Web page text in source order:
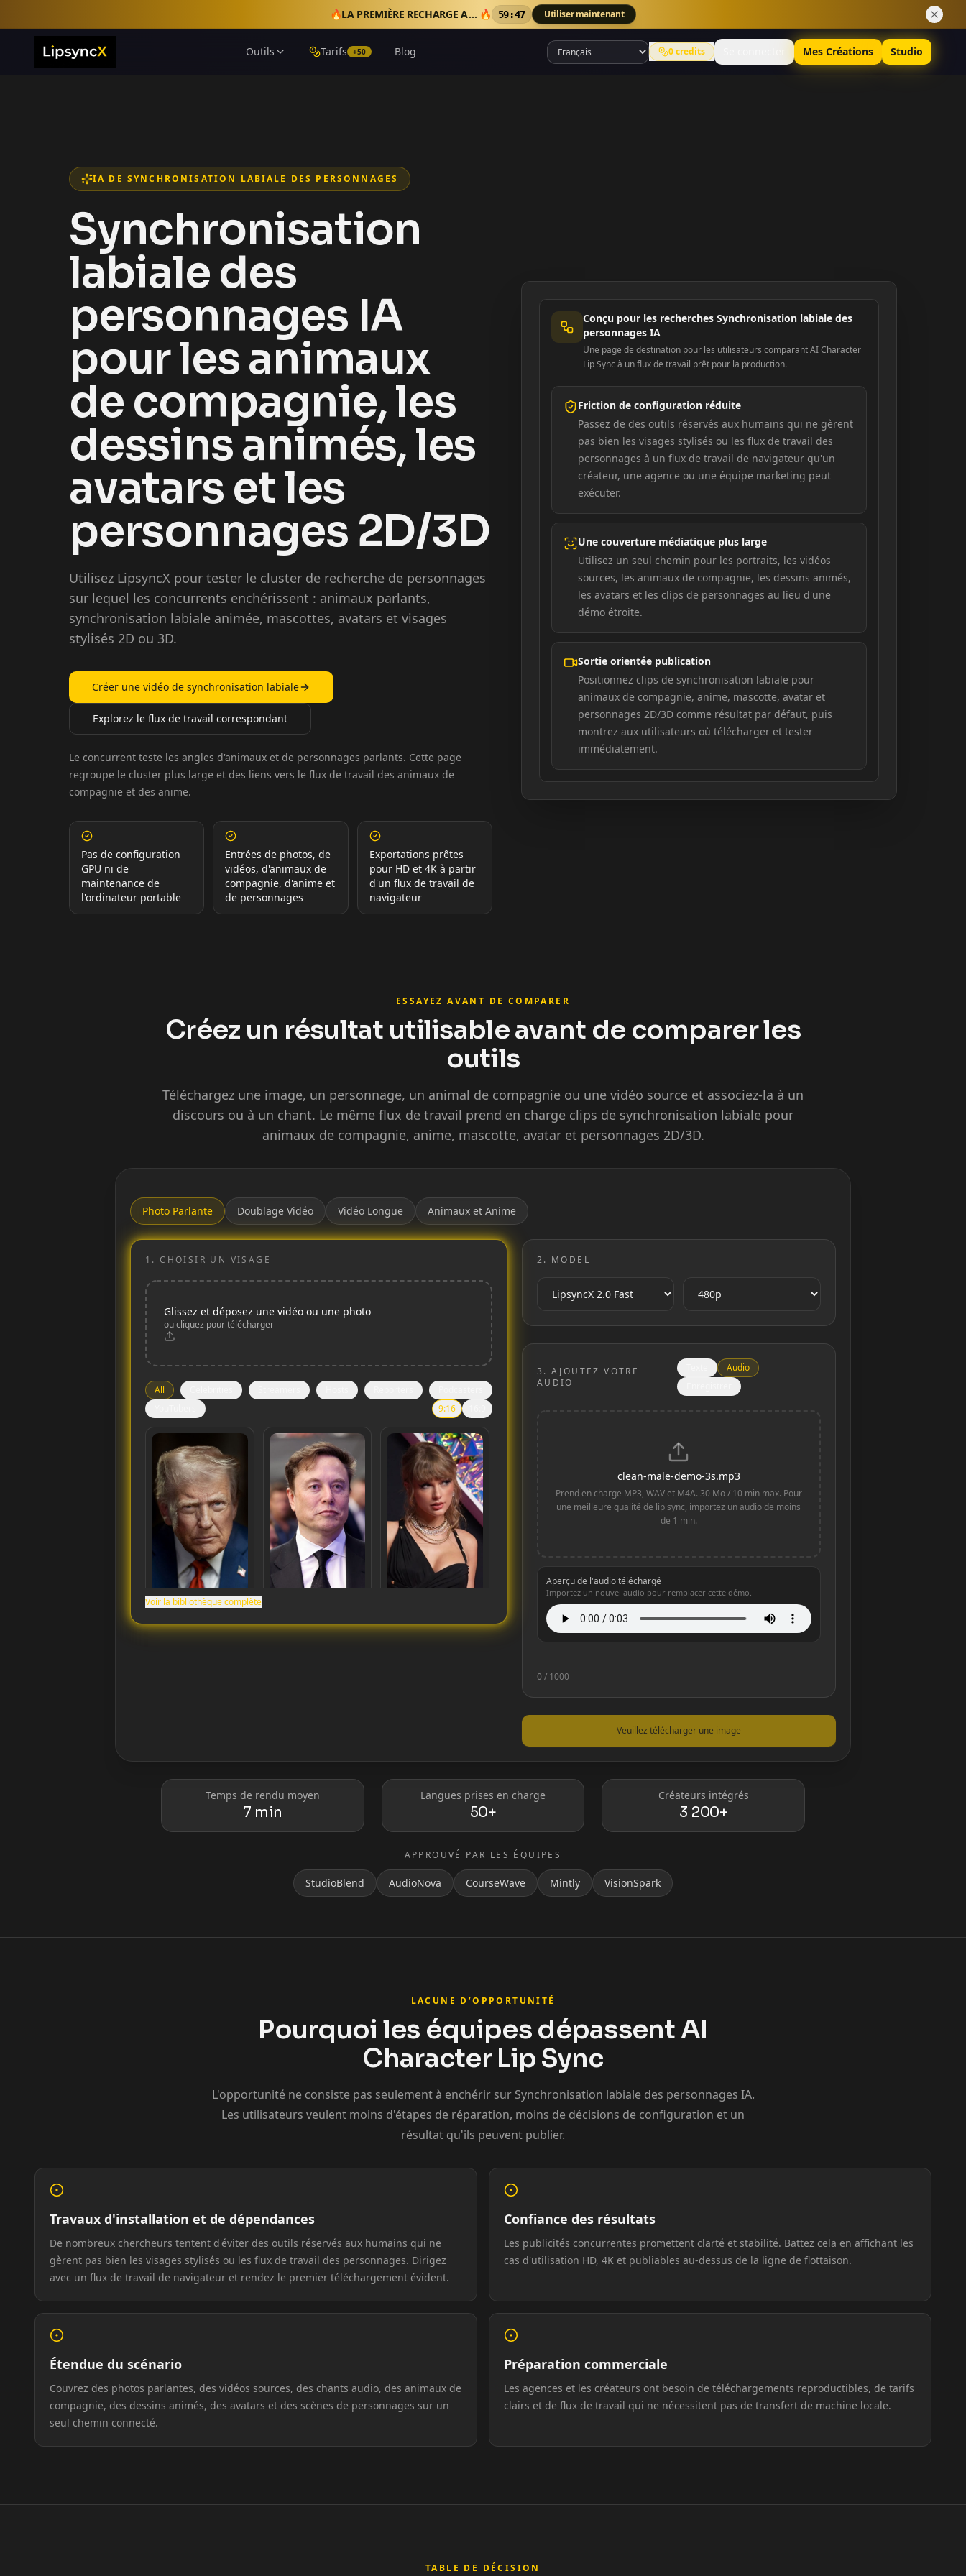
🔥 LA PREMIÈRE RECHARGE AJOUTE 50 CRÉDITS BONUS 🔥 59:45 Utiliser maintenant
Outils Tarifs +50 Blog 0credits Mes Créations Studio
IA DE SYNCHRONISATION LABIALE DES PERSONNAGES
Synchronisation
labiale des
personnages IA
pour les animaux
de compagnie, les
dessins animés, les
avatars et les
personnages 2D/3D
Utilisez LipsyncX pour tester le cluster de recherche de personnages
sur lequel les concurrents enchérissent : animaux parlants,
synchronisation labiale animée, mascottes, avatars et visages
stylisés 2D ou 3D.
Créer une vidéo de synchronisation labiale
Explorez le flux de travail correspondant
Le concurrent teste les angles d'animaux et de personnages parlants. Cette page
regroupe le cluster plus large et des liens vers le flux de travail des animaux de
compagnie et des anime.
Pas de configuration
GPU ni de
maintenance de
l'ordinateur portable
Entrées de photos, de
vidéos, d'animaux de
compagnie, d'anime et
de personnages
Exportations prêtes
pour HD et 4K à partir
d'un flux de travail de
navigateur
Conçu pour les recherches Synchronisation labiale des
personnages IA
Une page de destination pour les utilisateurs comparant AI Character
Lip Sync à un flux de travail prêt pour la production.
Friction de configuration réduite
Passez de des outils réservés aux humains qui ne gèrent
pas bien les visages stylisés ou les flux de travail des
personnages à un flux de travail de navigateur qu'un
créateur, une agence ou une équipe marketing peut
exécuter.
Une couverture médiatique plus large
Utilisez un seul chemin pour les portraits, les vidéos
sources, les animaux de compagnie, les dessins animés,
les avatars et les clips de personnages au lieu d'une
démo étroite.
Sortie orientée publication
Positionnez clips de synchronisation labiale pour
animaux de compagnie, anime, mascotte, avatar et
personnages 2D/3D comme résultat par défaut, puis
montrez aux utilisateurs où télécharger et tester
immédiatement.
ESSAYEZ AVANT DE COMPARER
Créez un résultat utilisable avant de comparer les
outils
Téléchargez une image, un personnage, un animal de compagnie ou une vidéo source et associez-la à un
discours ou à un chant. Le même flux de travail prend en charge clips de synchronisation labiale pour
animaux de compagnie, anime, mascotte, avatar et personnages 2D/3D.
Photo Parlante Doublage Vidéo Vidéo Longue Animaux et Anime
1.CHOISIR UN VISAGE
Glissez et déposez une vidéo ou une photo
ou cliquez pour télécharger
All
9:16
Lionel Messi
IShowSpeed Ninja
xQc Valkyrae Podcaster 01
Podcaster 02 Podcaster 03 Podcaster 04
Podcaster 08
YouTuber 01 YouTuber 02
Voir la bibliothèque complète
2. MODEL
3. AJOUTEZ VOTRE
AUDIO
Audio
clean-male-demo-3s.mp3
Prend en charge MP3, WAV et M4A. 30 Mo / 10 min max. Pour
une meilleure qualité de lip sync, importez un audio de moins
de 1 min.
Aperçu de l'audio téléchargé
Importez un nouvel audio pour remplacer cette démo.
0 / 1000
Veuillez télécharger une image
Temps de rendu moyen
7 min
Langues prises en charge
50+
Créateurs intégrés
3 200+
APPROUVÉ PAR LES ÉQUIPES
StudioBlend AudioNova CourseWave Mintly VisionSpark
LACUNE D’OPPORTUNITÉ
Pourquoi les équipes dépassent AI
Character Lip Sync
L'opportunité ne consiste pas seulement à enchérir sur Synchronisation labiale des personnages IA.
Les utilisateurs veulent moins d'étapes de réparation, moins de décisions de configuration et un
résultat qu'ils peuvent publier.
Travaux d'installation et de dépendances
De nombreux chercheurs tentent d'éviter des outils réservés aux humains qui ne
gèrent pas bien les visages stylisés ou les flux de travail des personnages. Dirigez
avec un flux de travail de navigateur et rendez le premier téléchargement évident.
Confiance des résultats
Les publicités concurrentes promettent clarté et stabilité. Battez cela en affichant les
cas d'utilisation HD, 4K et publiables au-dessus de la ligne de flottaison.
Étendue du scénario
Couvrez des photos parlantes, des vidéos sources, des chants audio, des animaux de
compagnie, des dessins animés, des avatars et des scènes de personnages sur un
seul chemin connecté.
Préparation commerciale
Les agences et les créateurs ont besoin de téléchargements reproductibles, de tarifs
clairs et de flux de travail qui ne nécessitent pas de transfert de machine locale.
TABLE DE DÉCISION